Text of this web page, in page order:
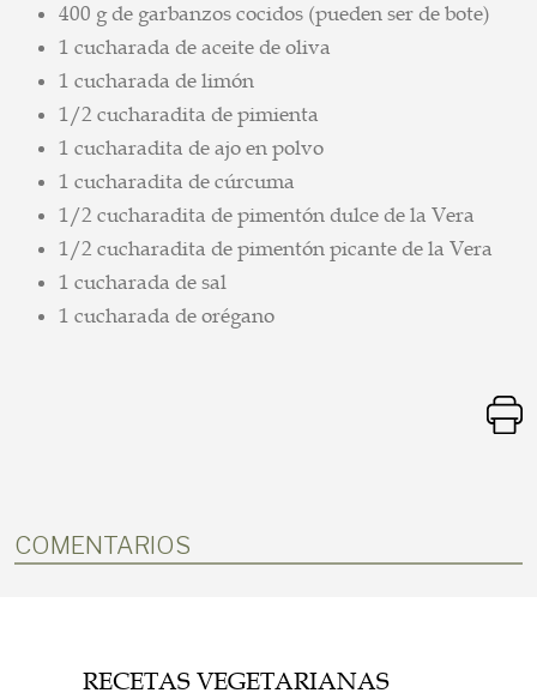
400 g de garbanzos cocidos (pueden ser de bote)
1 cucharada de aceite de oliva
1 cucharada de limón
1/2 cucharadita de pimienta
1 cucharadita de ajo en polvo
1 cucharadita de cúrcuma
1/2 cucharadita de pimentón dulce de la Vera
1/2 cucharadita de pimentón picante de la Vera
1 cucharada de sal
1 cucharada de orégano
COMENTARIOS
RECETAS VEGETARIANAS